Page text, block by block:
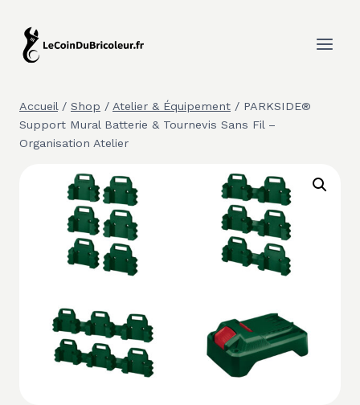
contenu
Accueil / Shop / Atelier & Équipement / PARKSIDE®
Support Mural Batterie & Tournevis Sans Fil –
Organisation Atelier